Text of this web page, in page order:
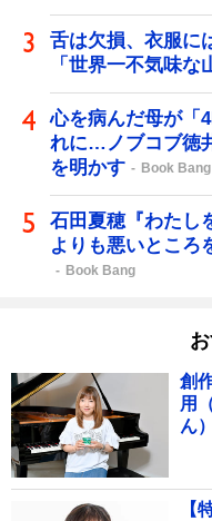
舌は欠損、衣服に
「世界一不気味
心を病んだ母が「
れに…ノブコブ徳
を明かす
Book Bang
石田夏穂『わたし
よりも悪いところ
Book Bang
創
用
ん
【